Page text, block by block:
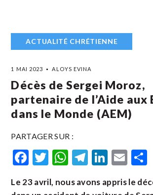
ACTUALITÉ CHRÉTIENNE
1 MAI 2023 ALOYS EVINA
Décès de Sergei Moroz,
partenaire de l’Aide aux
dans le Monde (AEM)
PARTAGER SUR :
Facebook
Twitter
WhatsApp
Telegram
Le 23 avril, nous avons appris le